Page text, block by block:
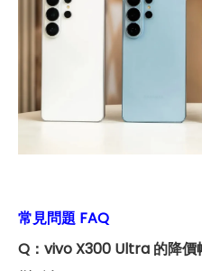
常見問題 FAQ
Q：vivo X300 Ultra 的降價